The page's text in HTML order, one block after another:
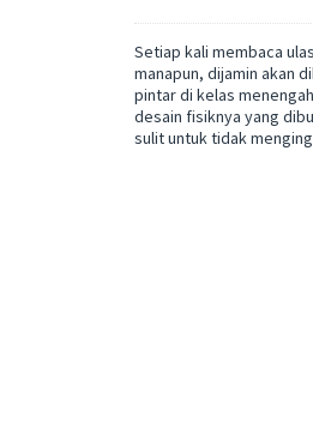
Setiap kali membaca
manapun, dijamin akan
pintar di kelas
desain fisiknya yang
sulit untuk tidak